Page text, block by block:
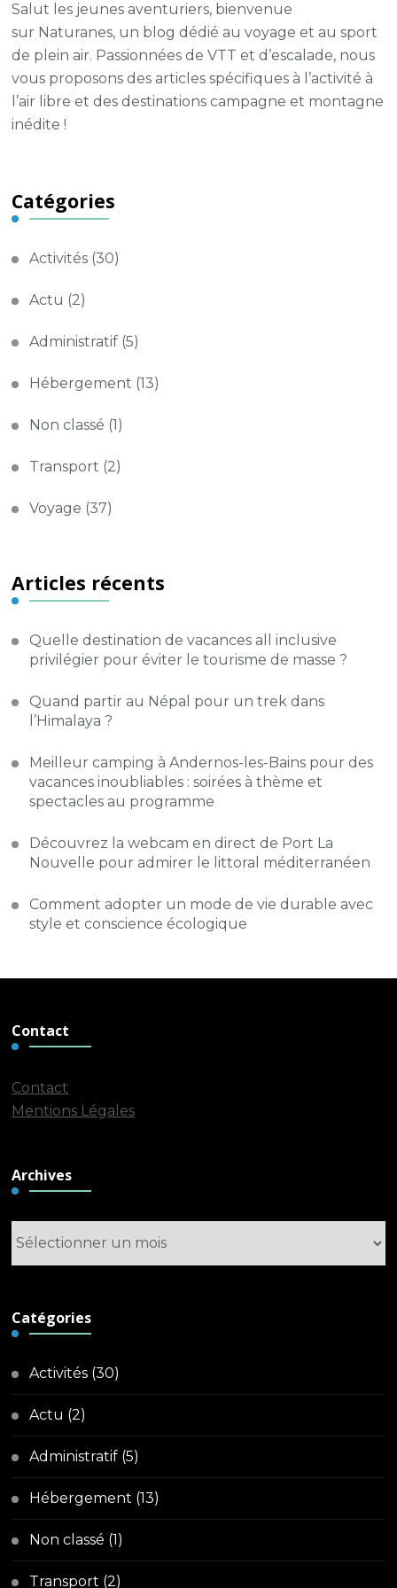
Salut les jeunes aventuriers, bienvenue
sur Naturanes, un blog dédié au voyage et au sport
de plein air. Passionnées de VTT et d’escalade, nous
vous proposons des articles spécifiques à l’activité à
l’air libre et des destinations campagne et montagne
inédite !
Catégories
Activités (30)
Actu (2)
Administratif (5)
Hébergement (13)
Non classé (1)
Transport (2)
Voyage (37)
Articles récents
Quelle destination de vacances all inclusive
privilégier pour éviter le tourisme de masse ?
Quand partir au Népal pour un trek dans
l’Himalaya ?
Meilleur camping à Andernos-les-Bains pour des
vacances inoubliables : soirées à thème et
spectacles au programme
Découvrez la webcam en direct de Port La
Nouvelle pour admirer le littoral méditerranéen
Comment adopter un mode de vie durable avec
style et conscience écologique
Contact
Contact
Mentions Légales
Archives
Catégories
Activités (30)
Actu (2)
Administratif (5)
Hébergement (13)
Non classé (1)
Transport (2)